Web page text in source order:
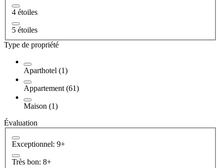
4 étoiles
5 étoiles
Type de propriété
Aparthotel (1)
Appartement (61)
Maison (1)
Évaluation
Exceptionnel: 9+
Très bon: 8+